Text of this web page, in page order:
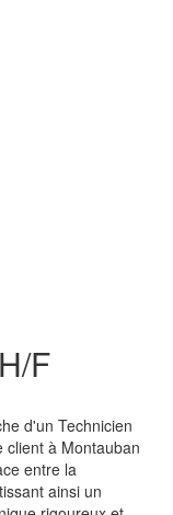
F
d'un Technicien
client à Montauban
entre la
ainsi un